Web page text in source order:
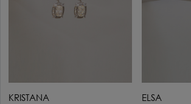
KRISTANA ELSA